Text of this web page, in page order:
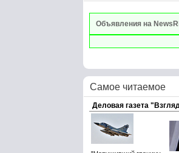
Объявления на
Самое читаемое